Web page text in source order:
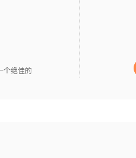
个绝佳的